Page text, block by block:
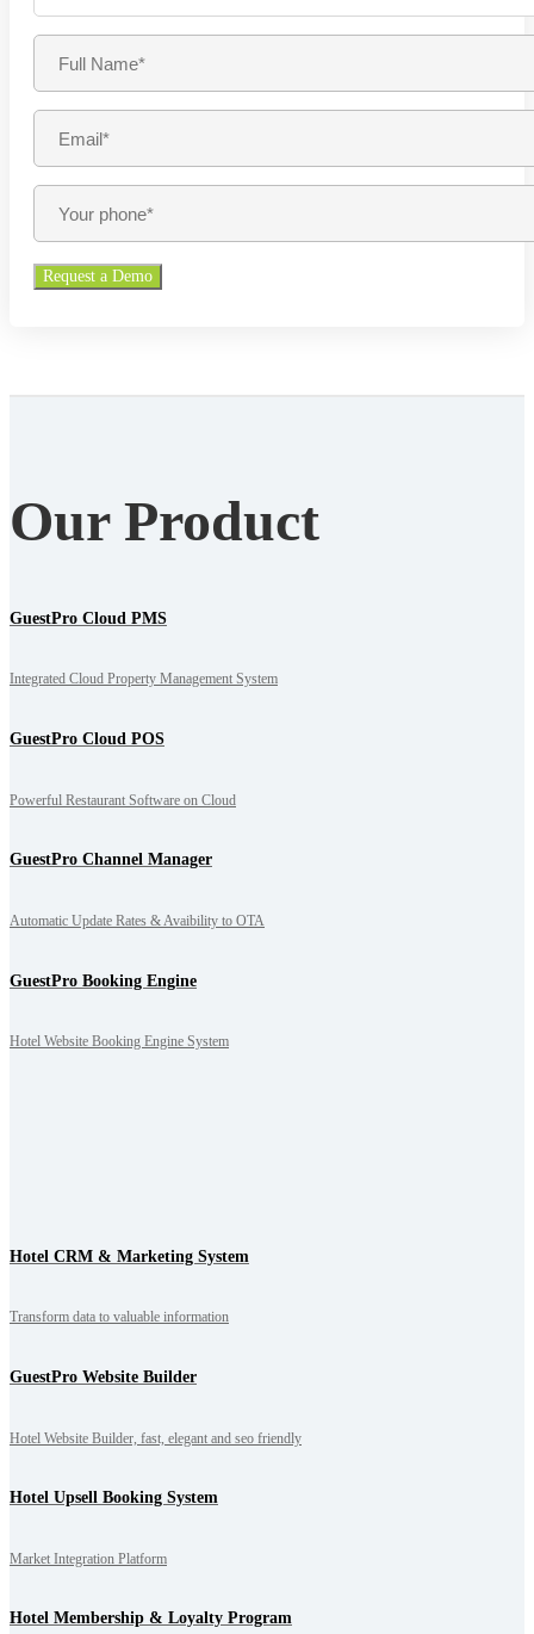
Our Product
GuestPro Cloud PMS
Integrated Cloud Property Management System
GuestPro Cloud POS
Powerful Restaurant Software on Cloud
GuestPro Channel Manager
Automatic Update Rates & Avaibility to OTA
GuestPro Booking Engine
Hotel Website Booking Engine System
Hotel CRM & Marketing System
Transform data to valuable information
GuestPro Website Builder
Hotel Website Builder, fast, elegant and seo friendly
Hotel Upsell Booking System
Market Integration Platform
Hotel Membership & Loyalty Program